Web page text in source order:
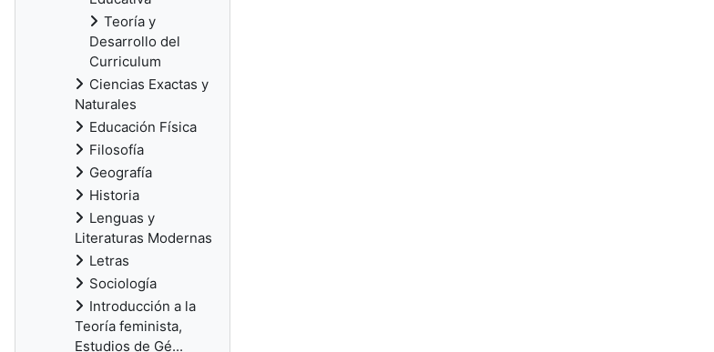
Teoría y
Desarrollo del
Curriculum
Ciencias Exactas y
Naturales
Educación Física
Filosofía
Geografía
Historia
Lenguas y
Literaturas Modernas
Letras
Sociología
Introducción a la
Teoría feminista,
Estudios de Gé...